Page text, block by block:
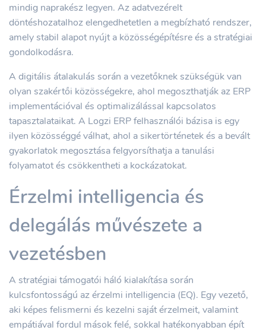
mindig naprakész legyen. Az adatvezérelt
döntéshozatalhoz elengedhetetlen a megbízható rendszer,
amely stabil alapot nyújt a közösségépítésre és a stratégiai
gondolkodásra.
A digitális átalakulás során a vezetőknek szükségük van
olyan szakértői közösségekre, ahol megoszthatják az ERP
implementációval és optimalizálással kapcsolatos
tapasztalataikat. A Logzi ERP felhasználói bázisa is egy
ilyen közösséggé válhat, ahol a sikertörténetek és a bevált
gyakorlatok megosztása felgyorsíthatja a tanulási
folyamatot és csökkentheti a kockázatokat.
Érzelmi intelligencia és
delegálás művészete a
vezetésben
A stratégiai támogatói háló kialakítása során
kulcsfontosságú az érzelmi intelligencia (EQ). Egy vezető,
aki képes felismerni és kezelni saját érzelmeit, valamint
empátiával fordul mások felé, sokkal hatékonyabban épít